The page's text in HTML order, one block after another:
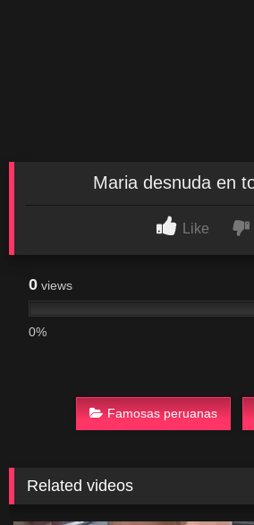
Maria desnuda en
Like
0 views
0%
Famosas peruanas
Related videos